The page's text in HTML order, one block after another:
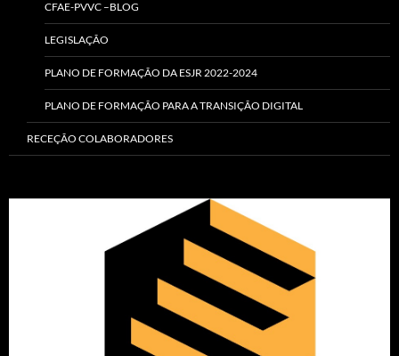
CFAE-PVVC –BLOG
LEGISLAÇÃO
PLANO DE FORMAÇÃO DA ESJR 2022-2024
PLANO DE FORMAÇÃO PARA A TRANSIÇÃO DIGITAL
RECEÇÃO COLABORADORES